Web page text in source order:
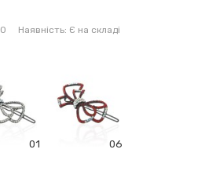
Наявність: Є на складі
01 06